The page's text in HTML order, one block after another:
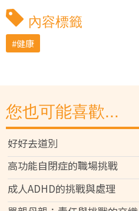
內容標籤
健康
您也可能喜歡...
好好去道別
高功能自閉症的職場挑戰
成人ADHD的挑戰與處理